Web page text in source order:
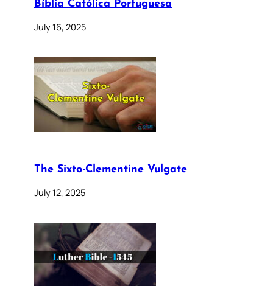
Bíblia Católica Portuguesa
July 16, 2025
The Sixto-Clementine Vulgate
July 12, 2025